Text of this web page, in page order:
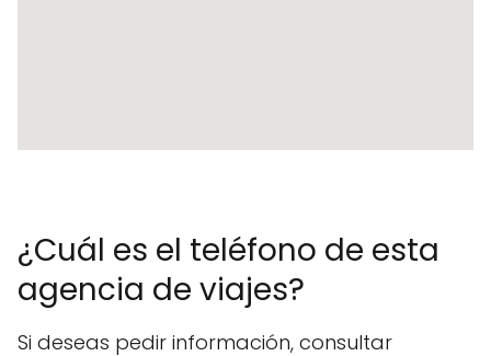
¿Cuál es el teléfono de esta
agencia de viajes?
Si deseas pedir información, consultar